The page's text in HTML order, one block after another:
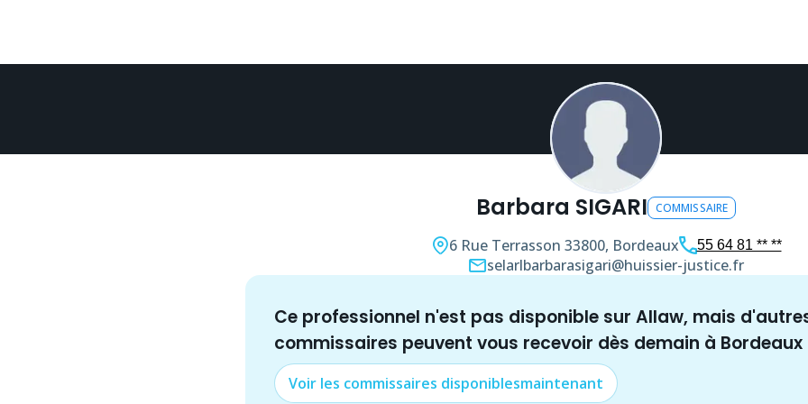
Barbara SIGARI COMMISSAIRE
6 Rue Terrasson 33800, Bordeaux 55 64 81 ** **
selarlbarbarasigari@huissier-justice.fr
Ce professionnel n'est pas disponible sur Allaw, mais
commissaires peuvent vous recevoir dès demain à Bordeaux
Voir les commissaires disponiblesmaintenant